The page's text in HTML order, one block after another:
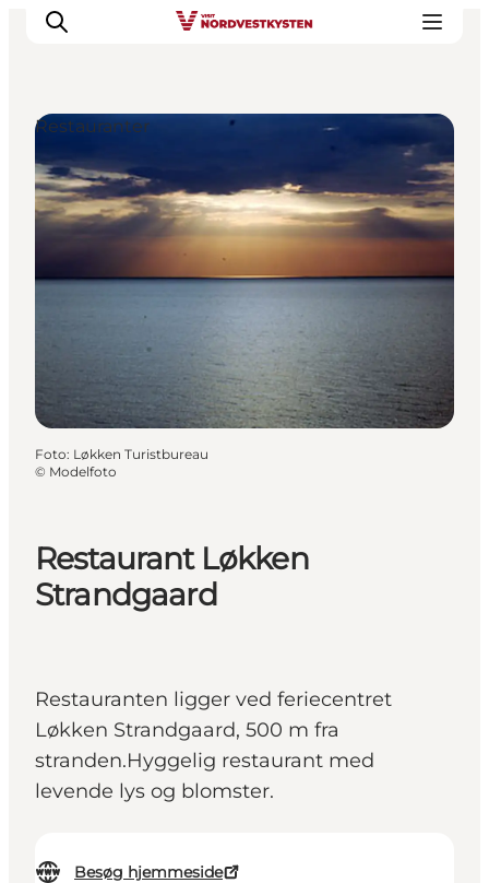
Feriesteder
Inspiration
Handicapvenlig ferie
Events
Planlæg din ferie
Restaurant Løkken
Strandgaard
Restauranten ligger ved feriecentret
Løkken Strandgaard, 500 m fra
stranden.Hyggelig restaurant med
levende lys og blomster.
Besøg hjemmeside
Restauranter
Foto: Løkken Turistbureau
© Modelfoto